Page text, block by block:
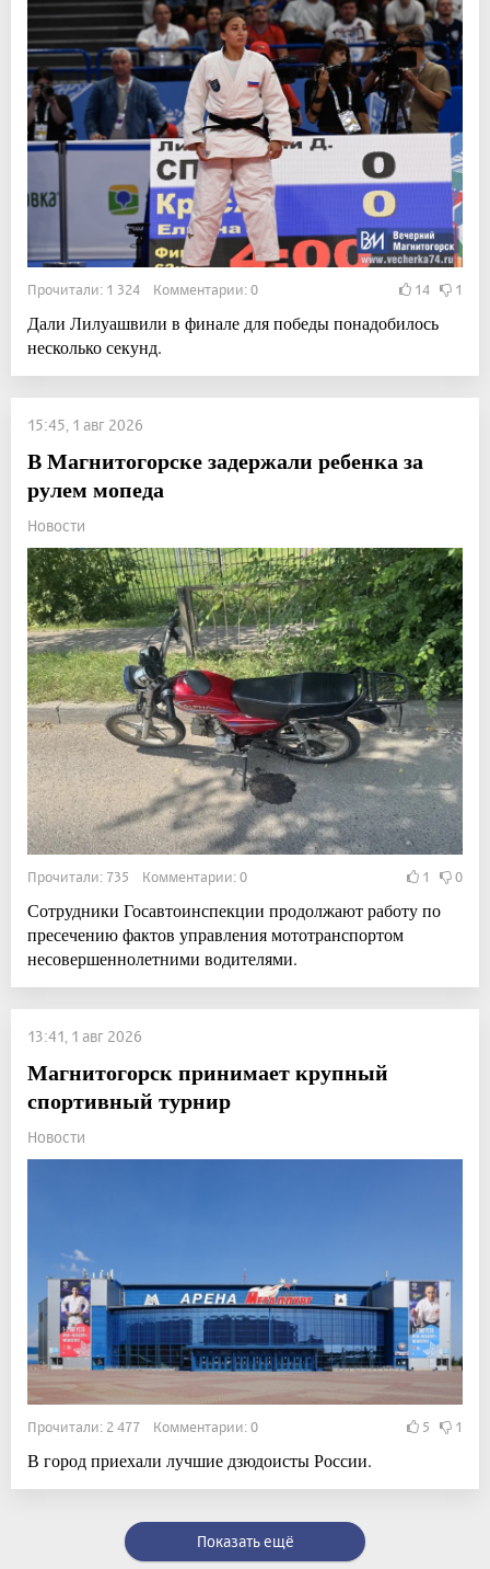
Прочитали: 1 324 Комментарии: 0 14 1
Дали Лилуашвили в финале для победы понадобилось
несколько секунд.
15:45, 1 авг 2026
В Магнитогорске задержали ребенка за
рулем мопеда
Новости
Прочитали: 735 Комментарии: 0 1 0
Сотрудники Госавтоинспекции продолжают работу по
пресечению фактов управления мототранспортом
несовершеннолетними водителями.
13:41, 1 авг 2026
Магнитогорск принимает крупный
спортивный турнир
Новости
Прочитали: 2 477 Комментарии: 0 5 1
В город приехали лучшие дзюдоисты России.
Показать ещё